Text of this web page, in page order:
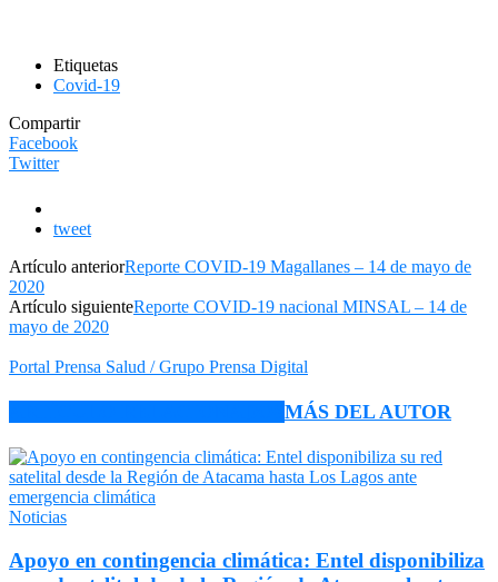
Etiquetas
Covid-19
Compartir
Facebook
Twitter
tweet
Artículo anteriorReporte COVID-19 Magallanes – 14 de mayo de
2020
Artículo siguienteReporte COVID-19 nacional MINSAL – 14 de
mayo de 2020
Portal Prensa Salud / Grupo Prensa Digital
MÁS DEL AUTOR
Noticias
Apoyo en contingencia climática: Entel disponibiliza